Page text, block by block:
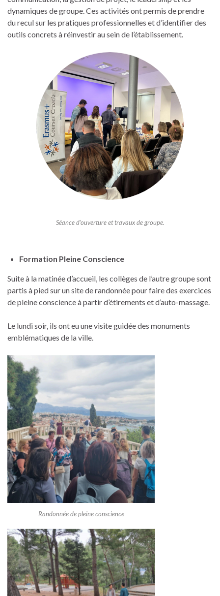
dynamiques de groupe. Ces activités ont permis de prendre
du recul sur les pratiques professionnelles et d’identifier des
outils concrets à réinvestir au sein de l’établissement.
Séance d’ouverture et travaux de groupe.
Formation Pleine Conscience
Suite à la matinée d’accueil, les collèges de l’autre groupe sont
partis à pied sur un site de randonnée pour faire des exercices
de pleine conscience à partir d’étirements et d’auto-massage.
Le lundi soir, ils ont eu une visite guidée des monuments
emblématiques de la ville.
Randonnée de pleine conscience